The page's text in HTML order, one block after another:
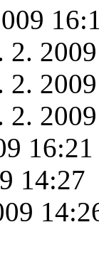
2.
2.
2.
16:21
14:27